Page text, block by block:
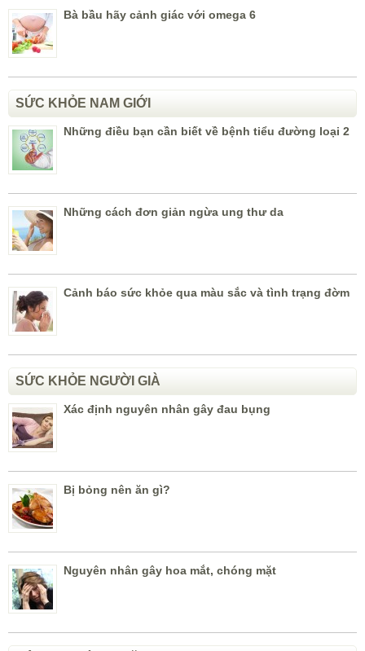
Bà bầu hãy cảnh giác với omega 6
SỨC KHỎE NAM GIỚI
Những điều bạn cần biết về bệnh tiểu đường loại 2
Những cách đơn giản ngừa ung thư da
Cảnh báo sức khỏe qua màu sắc và tình trạng đờm
SỨC KHỎE NGƯỜI GIÀ
Xác định nguyên nhân gây đau bụng
Bị bỏng nên ăn gì?
Nguyên nhân gây hoa mắt, chóng mặt